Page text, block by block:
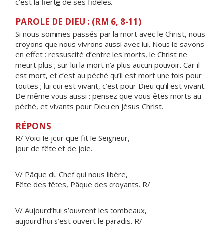
c’est la fierté de ses fidèles.
PAROLE DE DIEU : (RM 6, 8-11)
Si nous sommes passés par la mort avec le Christ, nous
croyons que nous vivrons aussi avec lui. Nous le savons
en effet : ressuscité d’entre les morts, le Christ ne
meurt plus ; sur lui la mort n’a plus aucun pouvoir. Car il
est mort, et c’est au péché qu’il est mort une fois pour
toutes ; lui qui est vivant, c’est pour Dieu qu’il est vivant.
De même vous aussi : pensez que vous êtes morts au
péché, et vivants pour Dieu en Jésus Christ.
RÉPONS
R/ Voici le jour que fit le Seigneur,
jour de fête et de joie.
V/ Pâque du Chef qui nous libère,
Fête des fêtes, Pâque des croyants. R/
V/ Aujourd’hui s’ouvrent les tombeaux,
aujourd’hui s’est ouvert le paradis. R/